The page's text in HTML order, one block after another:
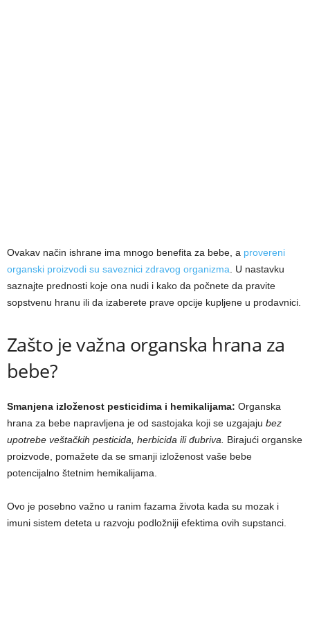
Ovakav način ishrane ima mnogo benefita za bebe, a provereni
organski proizvodi su saveznici zdravog organizma . U nastavku
saznajte prednosti koje ona nudi i kako da počnete da pravite
sopstvenu hranu ili da izaberete prave opcije kupljene u prodavnici.
Zašto je važna organska hrana za
bebe?
Smanjena izloženost pesticidima i hemikalijama: Organska
hrana za bebe napravljena je od sastojaka koji se uzgajaju bez
upotrebe veštačkih pesticida, herbicida ili đubriva.
Birajući organske
proizvode, pomažete da se smanji izloženost vaše bebe
potencijalno štetnim hemikalijama.
Ovo je posebno važno u ranim fazama života kada su mozak i
imuni sistem deteta u razvoju podložniji efektima ovih supstanci.